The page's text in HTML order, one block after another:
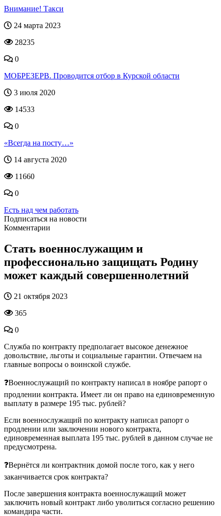
Внимание! Такси
24 марта 2023
28235
0
МОБРЕЗЕРВ. Проводится отбор в Курской области
3 июля 2020
14533
0
«Всегда на посту…»
14 августа 2020
11660
0
Есть над чем работать
Подписаться на новости
Комментарии
Стать военнослужащим и
профессионально защищать Родину
может каждый совершеннолетний
21 октября 2023
365
0
Служба по контракту предполагает высокое денежное
довольствие, льготы и социальные гарантии. Отвечаем на
главные вопросы о воинской службе.
❓Военнослужащий по контракту написал в ноябре рапорт о
продлении контракта. Имеет ли он право на единовременную
выплату в размере 195 тыс. рублей?
Если военнослужащий по контракту написал рапорт о
продлении или заключении нового контракта,
единовременная выплата 195 тыс. рублей в данном случае не
предусмотрена.
❓Вернётся ли контрактник домой после того, как у него
заканчивается срок контракта?
После завершения контракта военнослужащий может
заключить новый контракт либо уволиться согласно решению
командира части.